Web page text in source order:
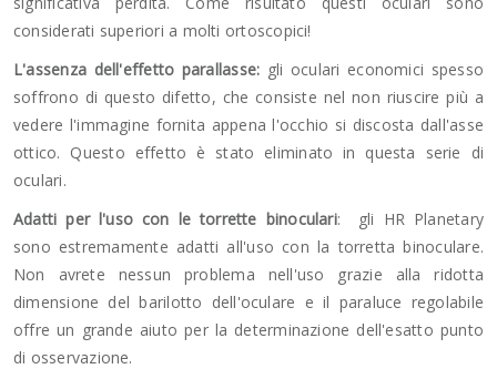
considerati superiori a molti ortoscopici!
L'assenza dell'effetto parallasse: gli oculari economici spesso
soffrono di questo difetto, che consiste nel non riuscire più a
vedere l'immagine fornita appena l'occhio si discosta dall'asse
ottico. Questo effetto è stato eliminato in questa serie di
oculari.
Adatti per l'uso con le torrette binoculari:
gli HR Planetary
sono estremamente adatti all'uso con la torretta binoculare.
Non avrete nessun problema nell'uso grazie alla ridotta
dimensione del barilotto dell'oculare e il paraluce regolabile
offre un grande aiuto per la determinazione dell'esatto punto
di osservazione.